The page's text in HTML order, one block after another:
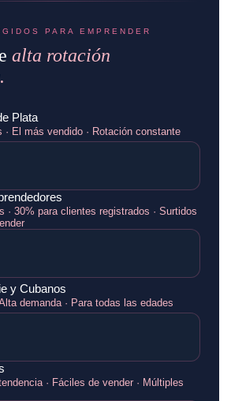
PARA EMPRENDER
alta rotación
Plata
· El más vendido · Rotación constante
· 30% para clientes registrados · Surtidos
y Cubanos
demanda · Para todas las edades
· Fáciles de vender · Múltiples